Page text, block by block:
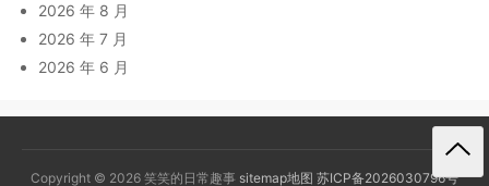
2026 年 8 月
2026 年 7 月
2026 年 6 月
Copyright © 2026 笑笑的日常趣事 sitemap地图 苏ICP备2026030796号